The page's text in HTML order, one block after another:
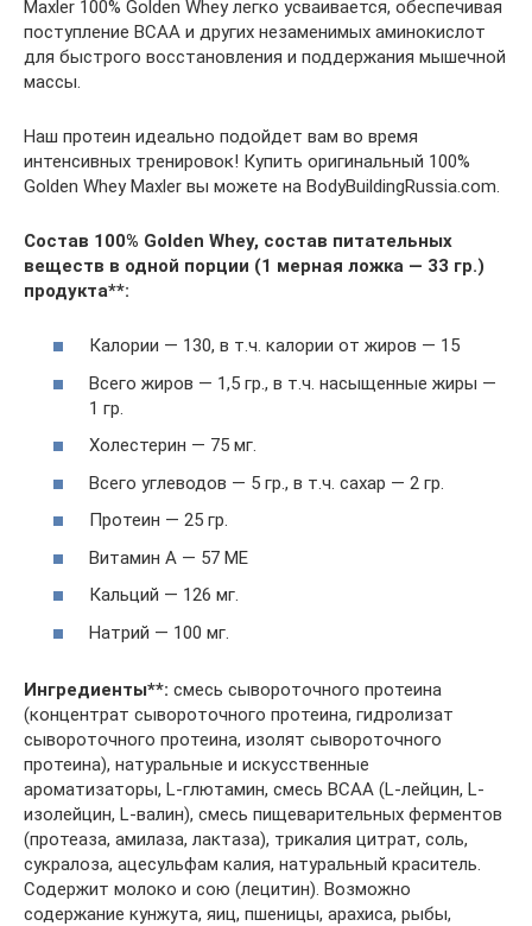
Maxler 100% Golden Whey легко усваивается, обеспечивая
поступление BCAA и других незаменимых аминокислот
для быстрого восстановления и поддержания мышечной
массы.
Наш протеин идеально подойдет вам во время
интенсивных тренировок! Купить оригинальный 100%
Golden Whey Maxler вы можете на BodyBuildingRussia.com.
Состав 100% Golden Whey, состав питательных
веществ в одной порции (1 мерная ложка — 33 гр.)
продукта**:
Калории — 130, в т.ч. калории от жиров — 15
Всего жиров — 1,5 гр., в т.ч. насыщенные жиры —
1 гр.
Холестерин — 75 мг.
Всего углеводов — 5 гр., в т.ч. сахар — 2 гр.
Протеин — 25 гр.
Витамин А — 57 МЕ
Кальций — 126 мг.
Натрий — 100 мг.
Ингредиенты**: смесь сывороточного протеина
(концентрат сывороточного протеина, гидролизат
сывороточного протеина, изолят сывороточного
протеина), натуральные и искусственные
ароматизаторы, L-глютамин, смесь BCAA (L-лейцин, L-
изолейцин, L-валин), смесь пищеварительных ферментов
(протеаза, амилаза, лактаза), трикалия цитрат, соль,
сукралоза, ацесульфам калия, натуральный краситель.
Содержит молоко и сою (лецитин). Возможно
содержание кунжута, яиц, пшеницы, арахиса, рыбы,